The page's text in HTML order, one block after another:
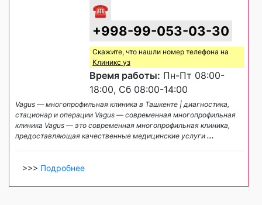
☎
+998-99-053-03-30
Скажите, что нашли номер телефона на
Клиникс уз
Время работы: Пн-Пт 08:00-
18:00, Сб 08:00-14:00
Vagus — многопрофильная клиника в Ташкенте | диагностика,
стационар и операции Vagus — современная многопрофильная
клиника Vagus — это современная многопрофильная клиника,
предоставляющая качественные медицинские услуги ...
>>> Подробнее